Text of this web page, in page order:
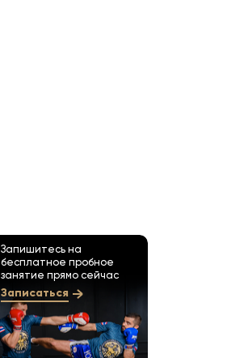
Запишитесь на
бесплатное пробное
занятие прямо сейчас
Записаться